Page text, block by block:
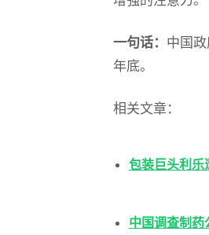
一句话： 中国
年底。
相关文章：
包装巨头利乐
中国调查制药